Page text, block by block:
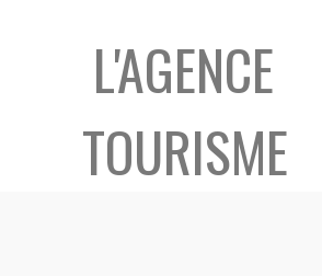
L'AGENCE
TOURISME